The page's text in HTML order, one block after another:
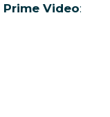
Prime Video: